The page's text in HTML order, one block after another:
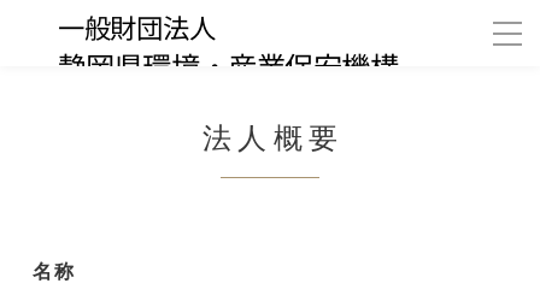
法人概要
名称